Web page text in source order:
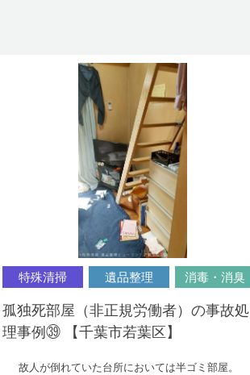
特殊清掃 遺品整理 消毒・消臭
孤独死部屋（非正規労働者）の事故処
理事例㊴ 【千葉市若葉区】
故人が倒れていた台所においては半ゴミ部屋。